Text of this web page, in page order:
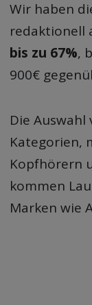
Wir haben
redaktionell
bis zu 67%,
900€
Die
Kategorien,
Kopfhörern
kommen
Marken wie